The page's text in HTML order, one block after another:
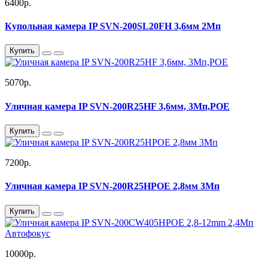
6400р.
Купольная камера IP SVN-200SL20FH 3,6мм 2Мп
Купить
5070р.
Уличная камера IP SVN-200R25HF 3,6мм, 3Мп,POE
Купить
7200р.
Уличная камера IP SVN-200R25HPOE 2,8мм 3Мп
Купить
10000р.